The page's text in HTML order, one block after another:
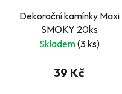
Dekorační kamínky Maxi
SMOKY 20ks
Skladem(3 ks)
39 Kč